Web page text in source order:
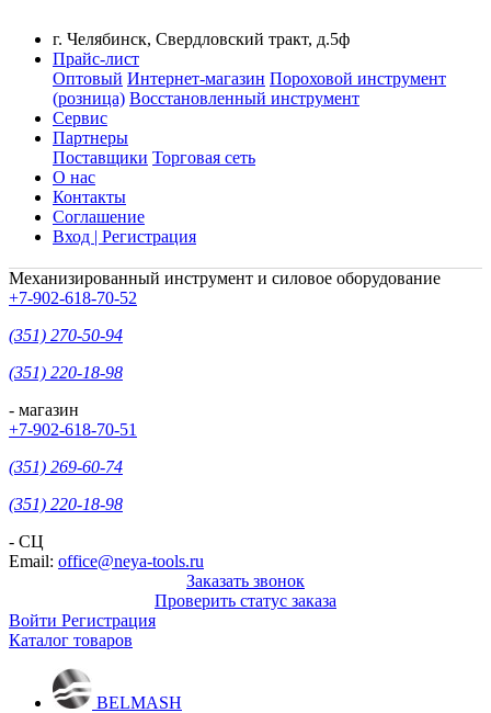
г. Челябинск, Свердловский тракт, д.5ф
Прайс-лист
Оптовый Интернет-магазин Пороховой инструмент
(розница) Восстановленный инструмент
Сервис
Партнеры
Поставщики Торговая сеть
О нас
Контакты
Соглашение
Вход | Регистрация
Механизированный инструмент и силовое оборудование
+7-902-618-70-52
(351) 270-50-94
(351) 220-18-98
- магазин
+7-902-618-70-51
(351) 269-60-74
(351) 220-18-98
- СЦ
Email: office@neya-tools.ru
Заказать звонок
Проверить статус заказа
Войти Регистрация
Каталог товаров
BELMASH